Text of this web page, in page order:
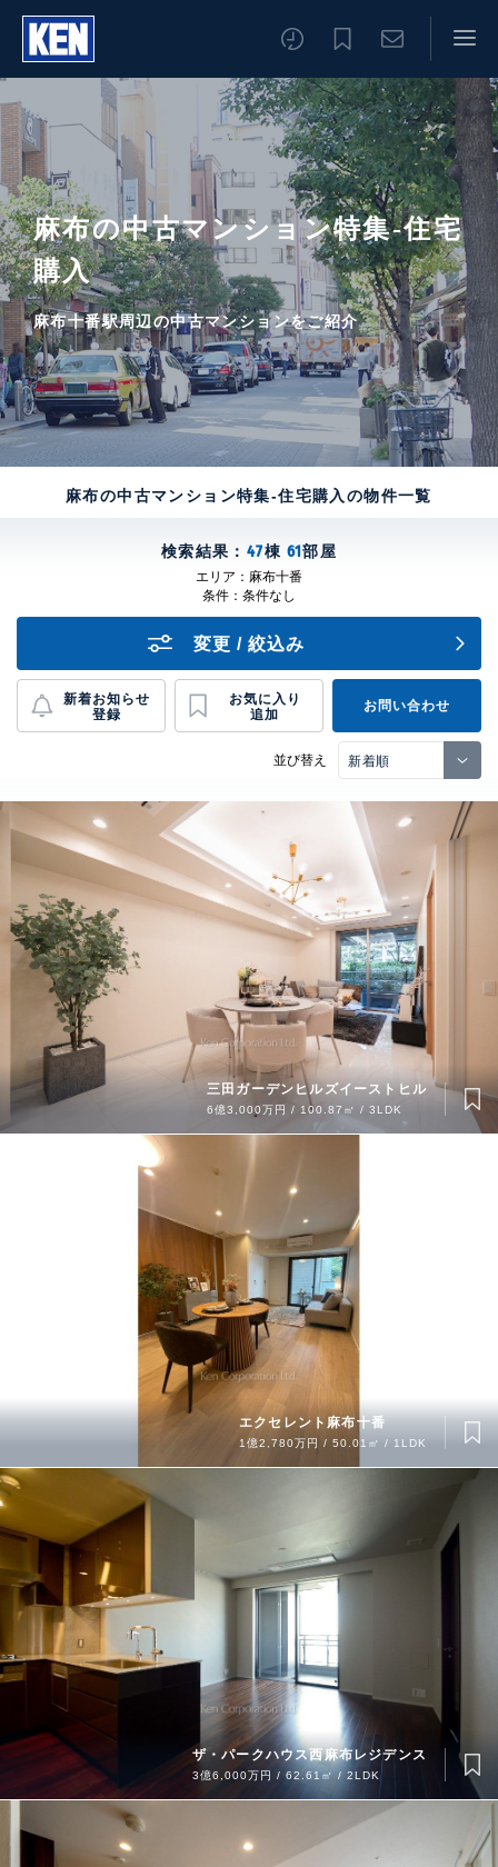
麻布の中古マンション特集-住宅
購入
麻布十番駅周辺の中古マンションをご紹介
麻布の中古マンション特集-住宅購入の物件一覧
検索結果： 47棟 61部屋
エリア： 麻布十番
条件： 条件なし
変更 / 絞込み
新着お知らせ
登録
お気に入り
追加
お問い合わせ
並び替え
三田ガーデンヒルズイーストヒル
6億3,000万円 / 100.87㎡ / 3LDK
エクセレント麻布十番
1億2,780万円 / 50.01㎡ / 1LDK
ザ・パークハウス西麻布レジデンス
3億6,000万円 / 62.61㎡ / 2LDK